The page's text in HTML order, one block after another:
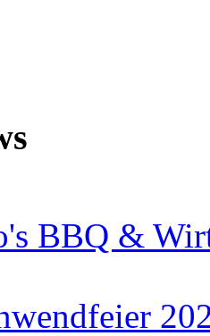
BBQ &